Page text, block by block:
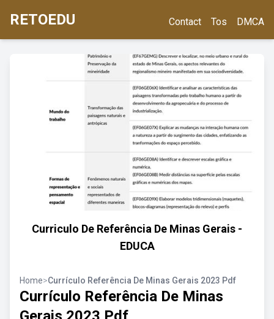
RETOEDU Contact Tos DMCA
Curriculo De Referência De Minas Gerais -
EDUCA
Home>Currículo Referência De Minas Gerais 2023 Pdf
Currículo Referência De Minas